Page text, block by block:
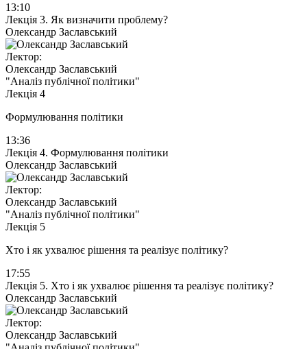
13:10
Лекція 3. Як визначити проблему?
Олександр Заславський
Лектор:
Олександр Заславський
"Аналіз публічної політики"
Лекція 4
Формулювання політики
13:36
Лекція 4. Формулювання політики
Олександр Заславський
Лектор:
Олександр Заславський
"Аналіз публічної політики"
Лекція 5
Хто і як ухвалює рішення та реалізує політику?
17:55
Лекція 5. Хто і як ухвалює рішення та реалізує політику?
Олександр Заславський
Лектор:
Олександр Заславський